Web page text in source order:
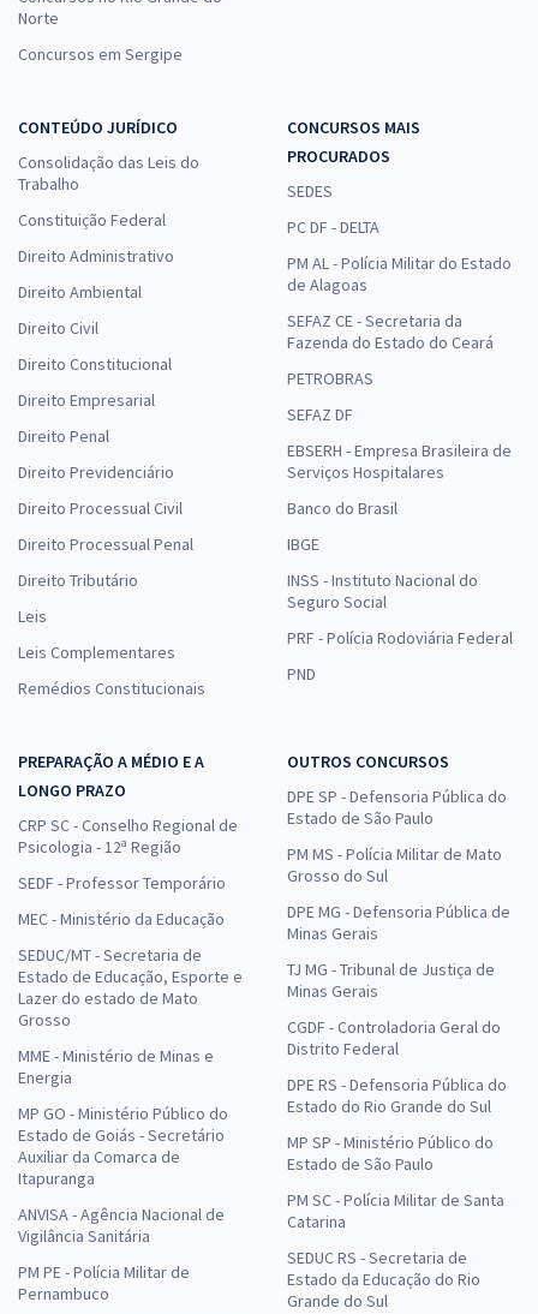
Norte
Concursos em Sergipe
CONTEÚDO JURÍDICO
Consolidação das Leis do
Trabalho
Constituição Federal
Direito Administrativo
Direito Ambiental
Direito Civil
Direito Constitucional
Direito Empresarial
Direito Penal
Direito Previdenciário
Direito Processual Civil
Direito Processual Penal
Direito Tributário
Leis
Leis Complementares
Remédios Constitucionais
CONCURSOS MAIS
PROCURADOS
SEDES
PC DF - DELTA
PM AL - Polícia Militar do Estado
de Alagoas
SEFAZ CE - Secretaria da
Fazenda do Estado do Ceará
PETROBRAS
SEFAZ DF
EBSERH - Empresa Brasileira de
Serviços Hospitalares
Banco do Brasil
IBGE
INSS - Instituto Nacional do
Seguro Social
PRF - Polícia Rodoviária Federal
PND
PREPARAÇÃO A MÉDIO E A
LONGO PRAZO
CRP SC - Conselho Regional de
Psicologia - 12ª Região
SEDF - Professor Temporário
MEC - Ministério da Educação
SEDUC/MT - Secretaria de
Estado de Educação, Esporte e
Lazer do estado de Mato
Grosso
MME - Ministério de Minas e
Energia
MP GO - Ministério Público do
Estado de Goiás - Secretário
Auxiliar da Comarca de
Itapuranga
ANVISA - Agência Nacional de
Vigilância Sanitária
PM PE - Polícia Militar de
Pernambuco
OUTROS CONCURSOS
DPE SP - Defensoria Pública do
Estado de São Paulo
PM MS - Polícia Militar de Mato
Grosso do Sul
DPE MG - Defensoria Pública de
Minas Gerais
TJ MG - Tribunal de Justiça de
Minas Gerais
CGDF - Controladoria Geral do
Distrito Federal
DPE RS - Defensoria Pública do
Estado do Rio Grande do Sul
MP SP - Ministério Público do
Estado de São Paulo
PM SC - Polícia Militar de Santa
Catarina
SEDUC RS - Secretaria de
Estado da Educação do Rio
Grande do Sul